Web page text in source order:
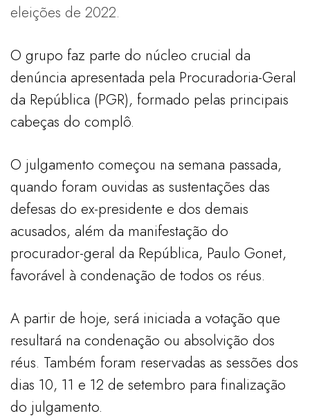
eleições de 2022.
O grupo faz parte do núcleo crucial da
denúncia apresentada pela Procuradoria-Geral
da República (PGR), formado pelas principais
cabeças do complô.
O julgamento começou na semana passada,
quando foram ouvidas as sustentações das
defesas do ex-presidente e dos demais
acusados, além da manifestação do
procurador-geral da República, Paulo Gonet,
favorável à condenação de todos os réus.
A partir de hoje, será iniciada a votação que
resultará na condenação ou absolvição dos
réus. Também foram reservadas as sessões dos
dias 10, 11 e 12 de setembro para finalização
do julgamento.